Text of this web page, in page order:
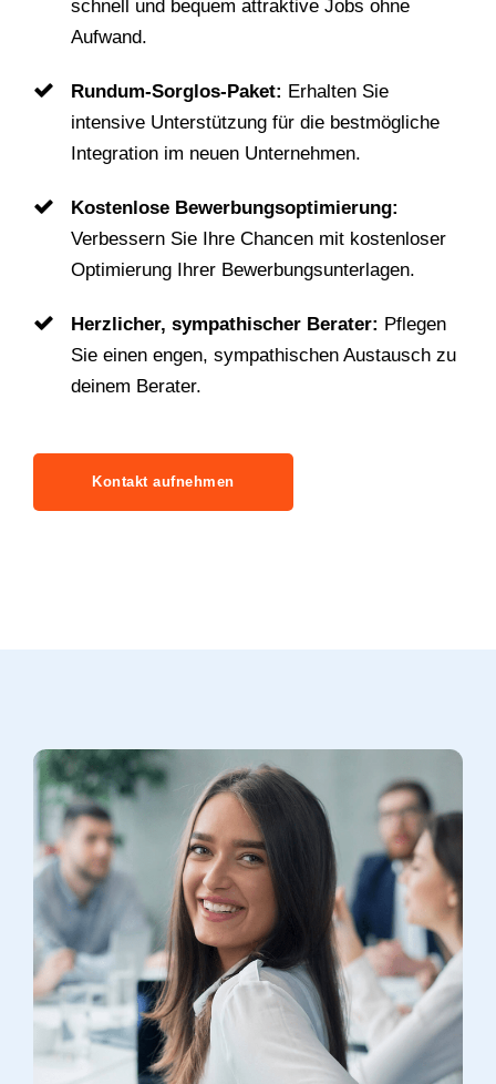
schnell und bequem attraktive Jobs ohne
Aufwand.
Rundum-Sorglos-Paket: Erhalten Sie
intensive Unterstützung für die bestmögliche
Integration im neuen Unternehmen.
Kostenlose Bewerbungsoptimierung:
Verbessern Sie Ihre Chancen mit kostenloser
Optimierung Ihrer Bewerbungsunterlagen.
Herzlicher, sympathischer Berater: Pflegen
Sie einen engen, sympathischen Austausch zu
deinem Berater.
Kontakt aufnehmen